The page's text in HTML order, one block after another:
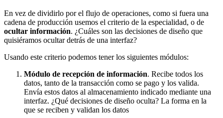
En vez de dividirlo por el flujo de operaciones, como si fuera una
cadena de producción usemos el criterio de la especialidad, o de
ocultar información. ¿Cuáles son las decisiones de diseño que
quisiéramos ocultar detrás de una interfaz?
Usando este criterio podemos tener los siguientes módulos:
Módulo de recepción de información. Recibe todos los
datos, tanto de la transacción como se pago y los valida.
Envía estos datos al almacenamiento indicado mediante una
interfaz. ¿Qué decisiones de diseño oculta? La forma en la
que se reciben y validan los datos